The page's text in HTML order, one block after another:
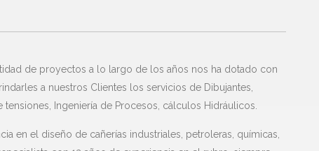
de proyectos a lo largo de los años nos ha dotado con
a nuestros Clientes los servicios de Dibujantes,
tensiones, Ingeniería de Procesos, cálculos Hidráulicos.
en el diseño de cañerías industriales, petroleras, químicas,